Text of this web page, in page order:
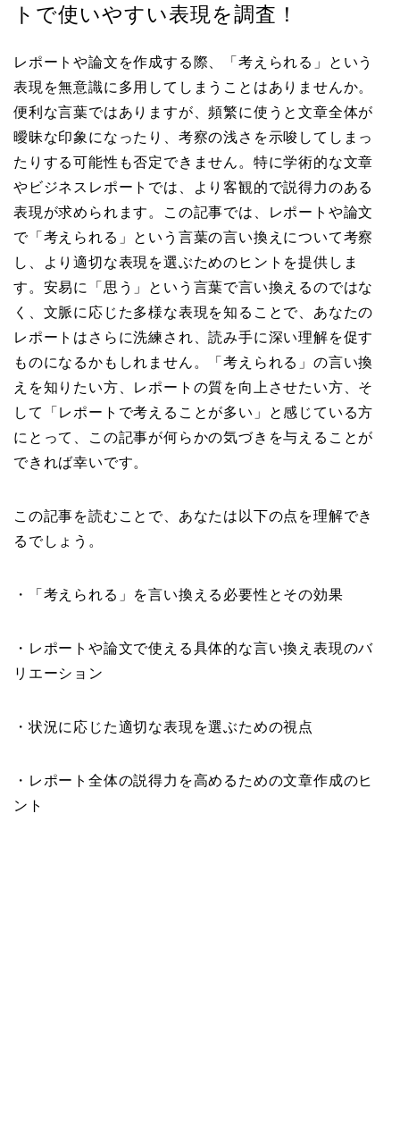
トで使いやすい表現を調査！
レポートや論文を作成する際、「考えられる」という
表現を無意識に多用してしまうことはありませんか。
便利な言葉ではありますが、頻繁に使うと文章全体が
曖昧な印象になったり、考察の浅さを示唆してしまっ
たりする可能性も否定できません。特に学術的な文章
やビジネスレポートでは、より客観的で説得力のある
表現が求められます。この記事では、レポートや論文
で「考えられる」という言葉の言い換えについて考察
し、より適切な表現を選ぶためのヒントを提供しま
す。安易に「思う」という言葉で言い換えるのではな
く、文脈に応じた多様な表現を知ることで、あなたの
レポートはさらに洗練され、読み手に深い理解を促す
ものになるかもしれません。「考えられる」の言い換
えを知りたい方、レポートの質を向上させたい方、そ
して「レポートで考えることが多い」と感じている方
にとって、この記事が何らかの気づきを与えることが
できれば幸いです。
この記事を読むことで、あなたは以下の点を理解でき
るでしょう。
・「考えられる」を言い換える必要性とその効果
・レポートや論文で使える具体的な言い換え表現のバ
リエーション
・状況に応じた適切な表現を選ぶための視点
・レポート全体の説得力を高めるための文章作成のヒ
ント